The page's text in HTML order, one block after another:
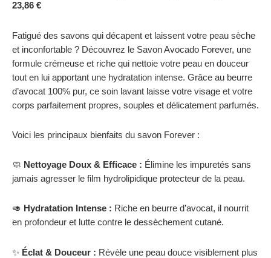
23,86 €
Fatigué des savons qui décapent et laissent votre peau sèche
et inconfortable ? Découvrez le Savon Avocado Forever, une
formule crémeuse et riche qui nettoie votre peau en douceur
tout en lui apportant une hydratation intense. Grâce au beurre
d’avocat 100% pur, ce soin lavant laisse votre visage et votre
corps parfaitement propres, souples et délicatement parfumés.
Voici les principaux bienfaits du savon Forever :
🧼 Nettoyage Doux & Efficace : Élimine les impuretés sans
jamais agresser le film hydrolipidique protecteur de la peau.
🥑 Hydratation Intense : Riche en beurre d’avocat, il nourrit
en profondeur et lutte contre le dessèchement cutané.
✨ Éclat & Douceur : Révèle une peau douce visiblement plus